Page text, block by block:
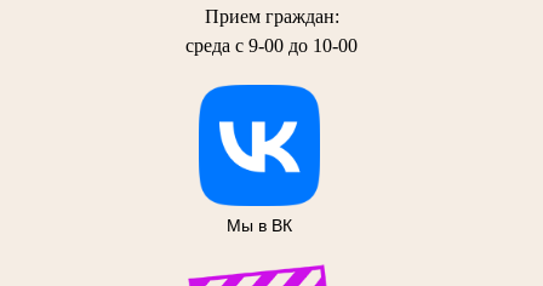
Прием граждан:
среда с 9-00 до 10-00
Мы в ВК